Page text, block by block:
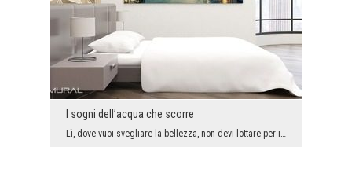
I sogni dell’acqua che scorre
Lì, dove vuoi svegliare la bellezza, non devi lottare per il fascino e l’incanto - basta che camb...